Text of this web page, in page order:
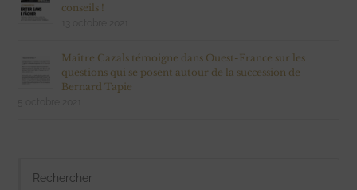
conseils !
Maître Cazals témoigne dans Ouest-France sur les
questions qui se posent autour de la succession de
Bernard Tapie